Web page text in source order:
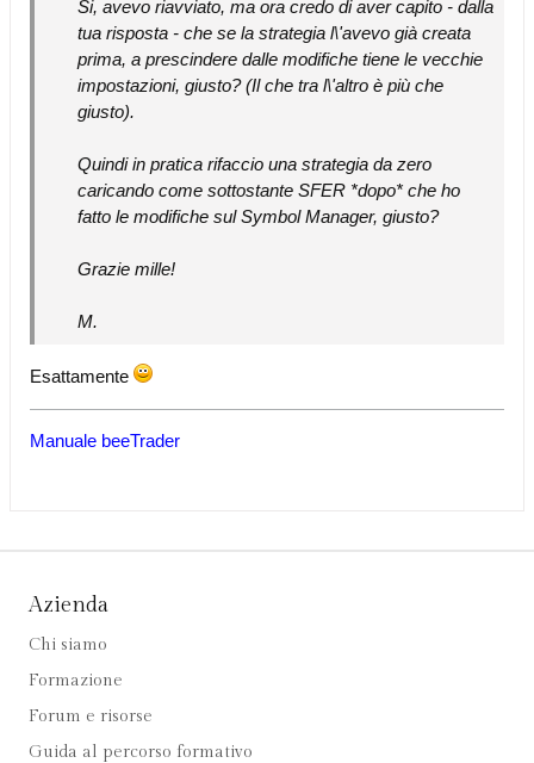
Si, avevo riavviato, ma ora credo di aver capito - dalla
tua risposta - che se la strategia l\'avevo già creata
prima, a prescindere dalle modifiche tiene le vecchie
impostazioni, giusto? (Il che tra l\'altro è più che
giusto).
Quindi in pratica rifaccio una strategia da zero
caricando come sottostante SFER *dopo* che ho
fatto le modifiche sul Symbol Manager, giusto?
Grazie mille!
M.
Esattamente
Manuale beeTrader
Azienda
Chi siamo
Formazione
Forum e risorse
Guida al percorso formativo